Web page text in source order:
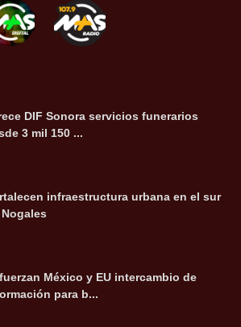
DIF Sonora servicios funerarios
3 mil 150 ...
infraestructura urbana en el sur
México y EU intercambio de
para b...